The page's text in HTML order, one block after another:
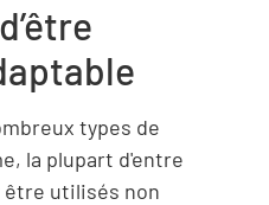
types de
la plupart d'entre
être utilisés non